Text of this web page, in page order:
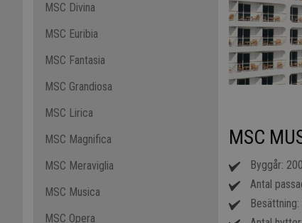
MSC Divina
MSC Euribia
MSC Fantasia
MSC Grandiosa
MSC Lirica
MSC Magnifica
MSC Meraviglia
MSC Musica
MSC Opera
MSC
Byggår:
Antal